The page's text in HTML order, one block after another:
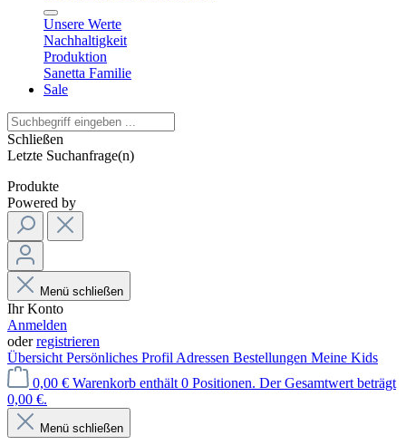
Unsere Werte
Nachhaltigkeit
Produktion
Sanetta Familie
Sale
Schließen
Letzte Suchanfrage(n)
Produkte
Powered by
Menü schließen
Ihr Konto
Anmelden
oderregistrieren
Übersicht Persönliches Profil Adressen Bestellungen Meine Kids
0,00 € Warenkorb enthält 0 Positionen. Der Gesamtwert beträgt
0,00 €.
Menü schließen